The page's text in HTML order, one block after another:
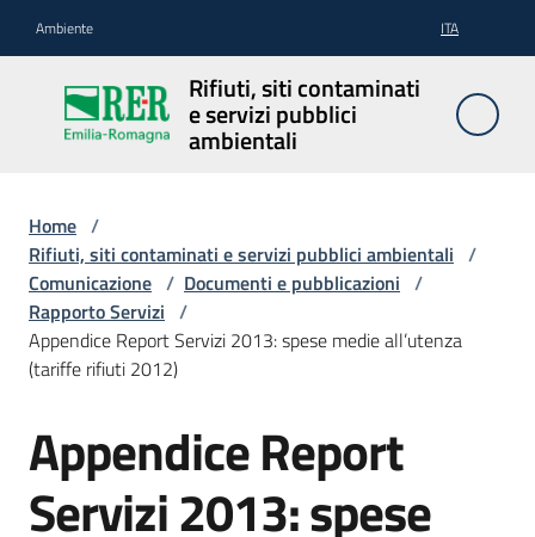
Ambiente ITA
Rifiuti, siti contaminati
e servizi pubblici
ambientali
Rifiuti, siti
contaminati
e servizi
Rifiuti
contaminati
Servizi
Home /
Rifiuti, siti contaminati e servizi pubblici ambientali /
Comunicazione / Documenti e pubblicazioni /
Rapporto Servizi /
Appendice Report Servizi 2013: spese medie all’utenza
(tariffe rifiuti 2012)
Appendice Report
Servizi 2013: spese